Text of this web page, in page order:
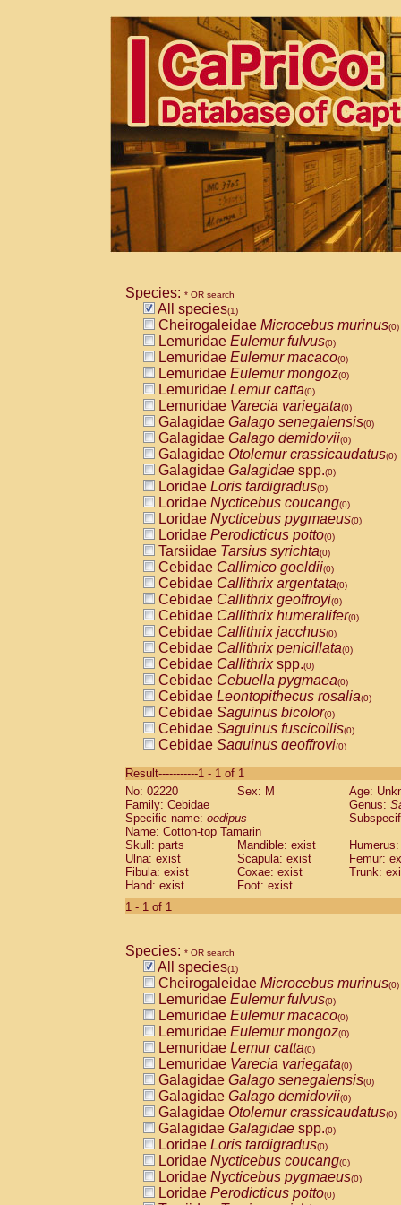
Species: * OR search
All species(1)
Cheirogaleidae Microcebus murinus(0)
Lemuridae Eulemur fulvus(0)
Lemuridae Eulemur macaco(0)
Lemuridae Eulemur mongoz(0)
Lemuridae Lemur catta(0)
Lemuridae Varecia variegata(0)
Galagidae Galago senegalensis(0)
Galagidae Galago demidovii(0)
Galagidae Otolemur crassicaudatus(0)
Galagidae Galagidae spp.(0)
Loridae Loris tardigradus(0)
Loridae Nycticebus coucang(0)
Loridae Nycticebus pygmaeus(0)
Loridae Perodicticus potto(0)
Tarsiidae Tarsius syrichta(0)
Cebidae Callimico goeldii(0)
Cebidae Callithrix argentata(0)
Cebidae Callithrix geoffroyi(0)
Cebidae Callithrix humeralifer(0)
Cebidae Callithrix jacchus(0)
Cebidae Callithrix penicillata(0)
Cebidae Callithrixspp.(0)
Cebidae Cebuella pygmaea(0)
Cebidae Leontopithecus rosalia(0)
Cebidae Saguinus bicolor(0)
Cebidae Saguinus fuscicollis(0)
Cebidae Saguinus geoffroyi(0)
CebidaeSaguinus labiatus(0)
Cebidae Saguinus leucopus (0)
Cebidae
CebidaeSaguinus mystax
Cebidae Saguinus nigricollis (0)
Cebidae Saguinus oedipus
Cebidae Saguinus weddelli
Cebidae Saguinusspp.
Cebidae
CebidaeCebus capucinus
CebidaeCebus nigrivittatus
CebidaeCebus spp.(0)
CebidaeSaimiri boliviensis(0)
CebidaeSaimiri sciureus(0)
AtelidaeAlouatta caraya(0)
AtelidaeAlouatta fusca(0)
AtelidaeAlouatta seniculus(0)
AtelidaeAlouattaspp.(0)
AtelidaeAteles belzebuth(0)
AtelidaeAteles geoffroyi(0)
AtelidaeAteles paniscus(0)
AtelidaeAtelesspp.(0)
AtelidaeLagothrix lagothricha(0)
AtelidaeLagothrix lagothricha cana
PitheciidaeCacajao calvus
Result-----------1 - 1 of 1
No: 02220
Sex: M
Age:
Family: Cebidae
Genus:
Specific name: oedipus
Name: Cotton-top Tamarin
Skull: parts
Mandible: exist
Ulna: exist
Scapula: exist
Femur:
Fibula: exist
Coxae: exist
Trunk:
Hand: exist
Foot: exist
1 - 1 of 1
Species: * OR search
All species(1)
Cheirogaleidae Microcebus murinus(0)
Lemuridae Eulemur fulvus(0)
Lemuridae Eulemur macaco(0)
Lemuridae Eulemur mongoz(0)
Lemuridae Lemur catta(0)
Lemuridae Varecia variegata(0)
Galagidae Galago senegalensis(0)
Galagidae Galago demidovii(0)
Galagidae Otolemur crassicaudatus(0)
Galagidae Galagidae spp.(0)
Loridae Loris tardigradus(0)
Loridae Nycticebus coucang(0)
Loridae Nycticebus pygmaeus(0)
Loridae Perodicticus potto(0)